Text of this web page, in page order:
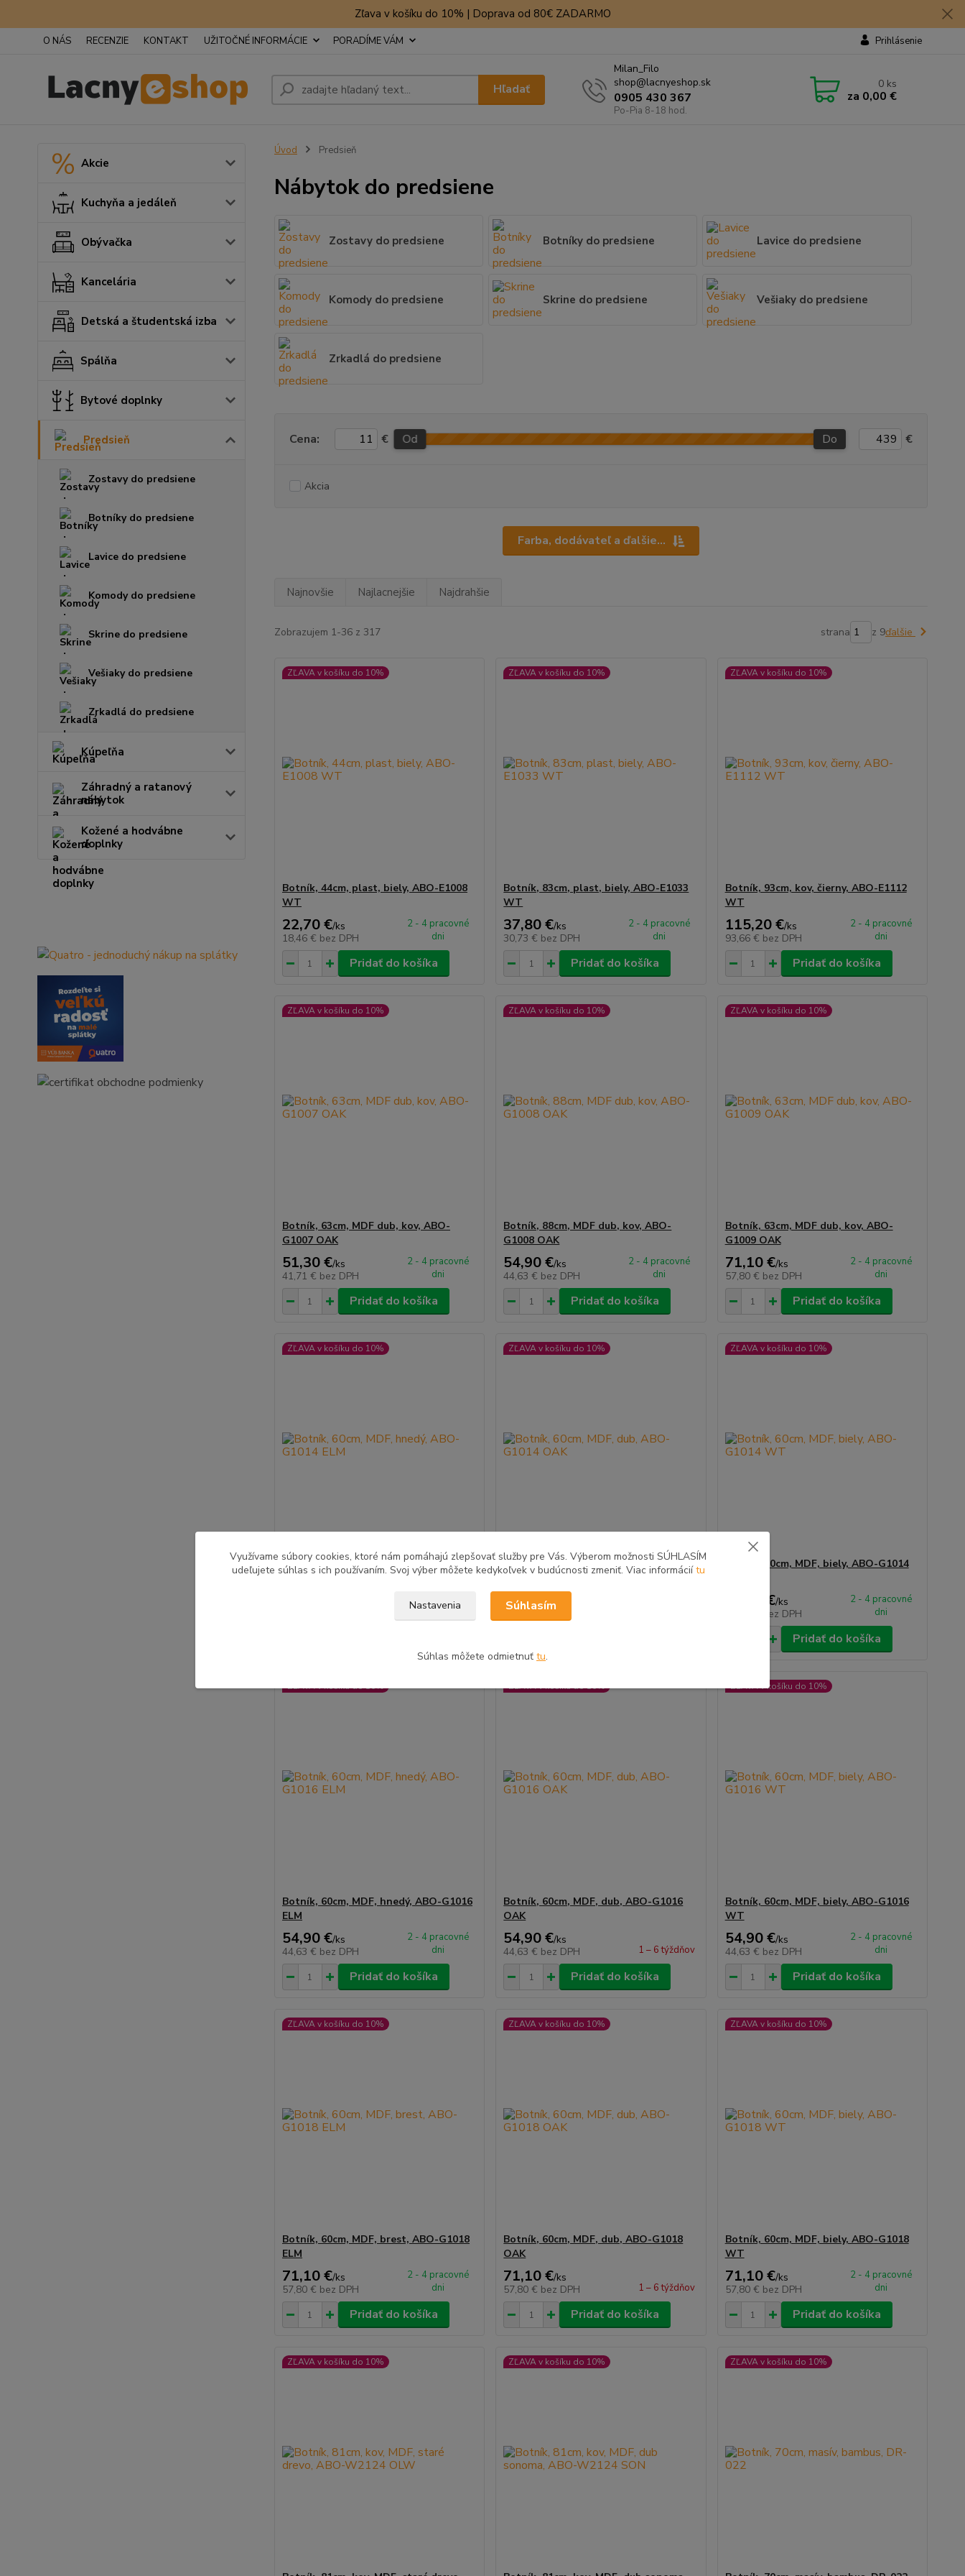
Zľava v košíku do 10% | Doprava od 80€ ZADARMO
O NÁS RECENZIE KONTAKT UŽITOČNÉ INFORMÁCIE PORADÍME VÁM Prihlásenie
Hľadať
Milan_Filo
shop@lacnyeshop.sk
0905 430 367
Po-Pia 8-18 hod.
0 ks
za 0,00 €
Akcie
Kuchyňa a jedáleň
Obývačka
Kancelária
Detská a študentská izba
Spálňa
Bytové doplnky
Predsieň
Zostavy do predsiene
Botníky do predsiene
Lavice do predsiene
Komody do predsiene
Skrine do predsiene
Vešiaky do predsiene
Zrkadlá do predsiene
Kúpeľňa
Záhradný a ratanový
nábytok
Kožené a hodvábne
doplnky
Úvod Predsieň
Nábytok do predsiene
Zostavy do predsiene Botníky do predsiene Lavice do predsiene
Komody do predsiene Skrine do predsiene Vešiaky do predsiene
Zrkadlá do predsiene
Farba, dodávateľ a ďalšie...
Cena: € Od Do €
Akcia
Najnovšie Najlacnejšie Najdrahšie
Zobrazujem 1-36 z 317 strana z 9ďalšie
ZĽAVA v košíku do 10%
Botník, 44cm, plast, biely, ABO-E1008
WT
22,70 €/ks
18,46 € bez DPH
2 - 4 pracovné
dni
Pridať do košíka
ZĽAVA v košíku do 10%
Botník, 83cm, plast, biely, ABO-E1033
WT
37,80 €/ks
30,73 € bez DPH
2 - 4 pracovné
dni
Pridať do košíka
ZĽAVA v košíku do 10%
Botník, 93cm, kov, čierny, ABO-E1112
WT
115,20 €/ks
93,66 € bez DPH
2 - 4 pracovné
dni
Pridať do košíka
ZĽAVA v košíku do 10%
Botník, 63cm, MDF dub, kov, ABO-
G1007 OAK
51,30 €/ks
41,71 € bez DPH
2 - 4 pracovné
dni
Pridať do košíka
ZĽAVA v košíku do 10%
Botník, 88cm, MDF dub, kov, ABO-
G1008 OAK
54,90 €/ks
44,63 € bez DPH
2 - 4 pracovné
dni
Pridať do košíka
ZĽAVA v košíku do 10%
Botník, 63cm, MDF dub, kov, ABO-
G1009 OAK
71,10 €/ks
57,80 € bez DPH
2 - 4 pracovné
dni
Pridať do košíka
ZĽAVA v košíku do 10%
Botník, 60cm, MDF, hnedý, ABO-G1014
ELM
2 - 4 pracovné
dni
ZĽAVA v košíku do 10%
Botník, 60cm, MDF, dub, ABO-G1014
OAK
39,60 €/
32,20 €bez DPH
ZĽAVA v košíku do 10%
Botník, 60cm, MDF, biely, ABO-G1014
39,60 €/ks
bez DPH
2 - 4 pracovné
dni
Pridať do košíka
ZĽAVA v košíku do 10%
Botník, 60cm, MDF, hnedý, ABO-G1016
ELM
54,90 €/ks
44,63 € bez DPH
2 - 4 pracovné
dni
Pridať do košíka
ZĽAVA v košíku do 10%
Botník, 60cm, MDF, dub, ABO-G1016
OAK
54,90 €/ks
44,63 € bez DPH 1 – 6 týždňov
Pridať do košíka
ZĽAVA v košíku do 10%
Botník, 60cm, MDF, biely, ABO-G1016
WT
54,90 €/ks
44,63 € bez DPH
2 - 4 pracovné
dni
Pridať do košíka
ZĽAVA v košíku do 10%
Botník, 60cm, MDF, brest, ABO-G1018
ELM
71,10 €/ks
57,80 € bez DPH
2 - 4 pracovné
dni
Pridať do košíka
ZĽAVA v košíku do 10%
Botník, 60cm, MDF, dub, ABO-G1018
OAK
71,10 €/ks
57,80 € bez DPH 1 – 6 týždňov
Pridať do košíka
ZĽAVA v košíku do 10%
Botník, 60cm, MDF, biely, ABO-G1018
WT
71,10 €/ks
57,80 € bez DPH
2 - 4 pracovné
dni
Pridať do košíka
ZĽAVA v košíku do 10% ZĽAVA v košíku do 10% ZĽAVA v košíku do 10%
Využívame súbory cookies, ktoré nám pomáhajú zlepšovať služby pre Vás. Výberom možnosti SÚHLASÍM
udeľujete súhlas s ich používaním. Svoj výber môžete kedykoľvek v budúcnosti zmeniť. Viac informáciítu
Nastavenia Súhlasím
Súhlas môžete odmietnuť tu.